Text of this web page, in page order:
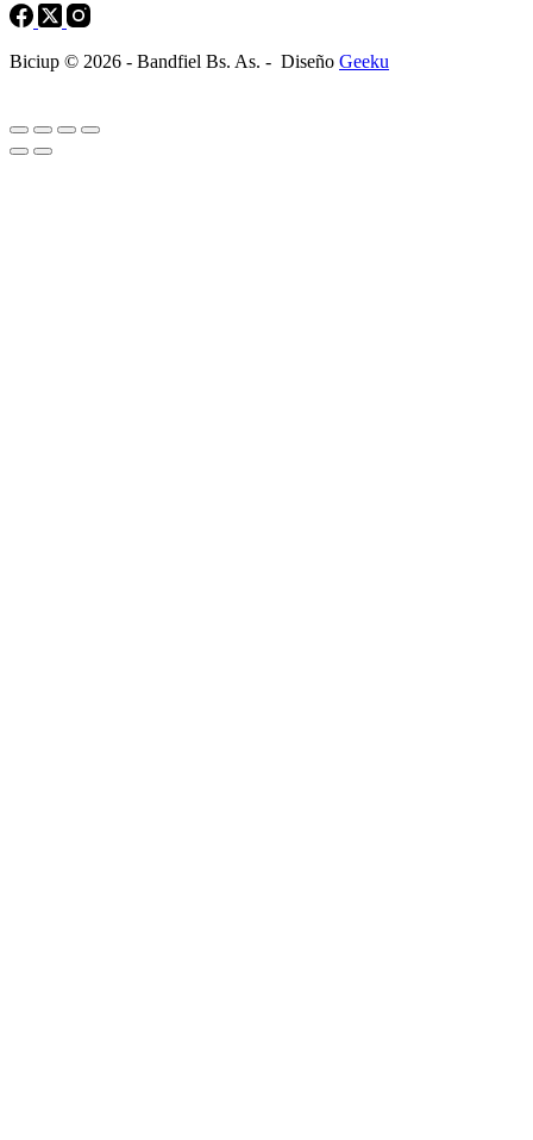
Biciup © 2026 - Bandfiel Bs. As. - Diseño Geeku